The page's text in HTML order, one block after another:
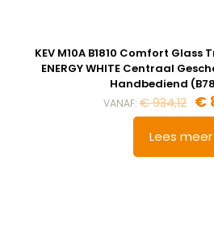
KEV M10A B1810 Comfort Glass
ENERGY WHITE Centraal
Handbediend
VANAF: €934,12 €
Lees meer